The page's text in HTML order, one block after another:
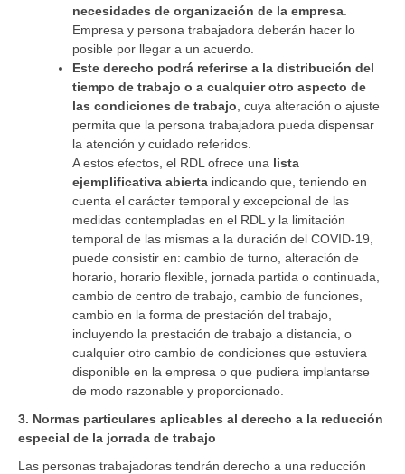
necesidades de organización de la empresa
Empresa y persona trabajadora deberán hacer lo
posible por llegar a un acuerdo.
Este derecho podrá referirse a la distribución del
tiempo de trabajo o a cualquier otro aspecto de
las condiciones de trabajo , cuya alteración o ajuste
permita que la persona trabajadora pueda dispensar
la atención y cuidado referidos.
A estos efectos, el RDL ofrece una lista
ejemplificativa abierta indicando que, teniendo en
cuenta el carácter temporal y excepcional de las
medidas contempladas en el RDL y la limitación
temporal de las mismas a la duración del COVID-19,
puede consistir en: cambio de turno, alteración de
horario, horario flexible, jornada partida o continuada,
cambio de centro de trabajo, cambio de funciones,
cambio en la forma de prestación del trabajo,
incluyendo la prestación de trabajo a distancia, o
cualquier otro cambio de condiciones que estuviera
disponible en la empresa o que pudiera implantarse
de modo razonable y proporcionado.
3. Normas particulares aplicables al derecho a la reducción
especial de la jorrada de trabajo
Las personas trabajadoras tendrán derecho a una reducción